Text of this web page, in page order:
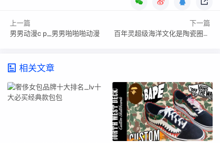
上一篇
男男动漫c p_男男啪啪啪动漫
下一篇
百年灵超级海洋文化是陶瓷圈吗_百年灵海洋文化原单
相关文章